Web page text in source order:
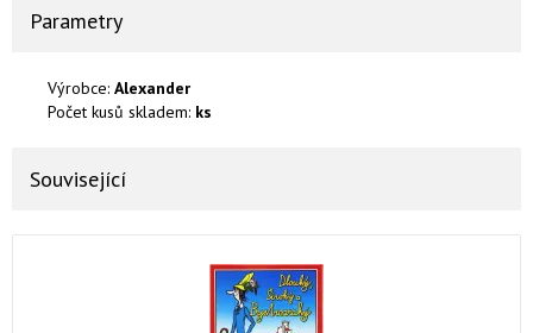
Parametry
Výrobce: Alexander
Počet kusů skladem: ks
Související